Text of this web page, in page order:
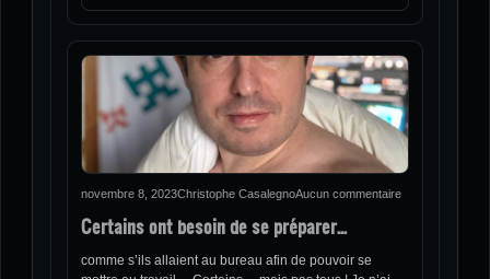
novembre 8, 2023Christophe CasalegnoAucun commentaire
Certains ont besoin de se préparer…
comme s’ils allaient au bureau afin de pouvoir se